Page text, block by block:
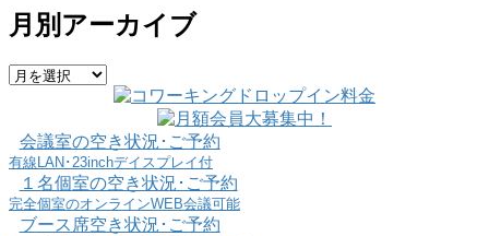
月別アーカイブ
月
ー
カ
イ
ブ
会議室の空き状況･ご予約
有線LAN･23inchデイスプレイ付
１名個室の空き状況･ご予約
完全個室のオンラインWEB会議可能
ブース席空き状況･ご予約